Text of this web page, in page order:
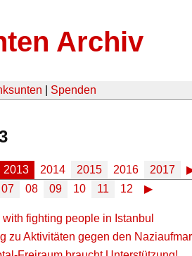
Archiv
Spenden
2013 2014 2015 2016 2017
07 08 09 10 11 12 ▶
fighting people in Istanbul
zu Aktivitäten gegen den